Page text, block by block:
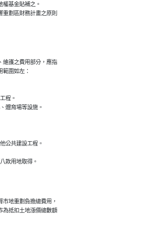
權基金貼補之。
劃區財務計畫之原則
維護之費用部分，應指
範圍如左：
程。
體育場等設施。
公共建設工程。
款用地取得。
地重劃負擔總費用，
為抵扣土地漲價總數額